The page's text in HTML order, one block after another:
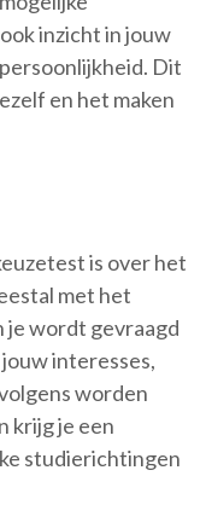
inzicht in jouw
Dit
en het maken
is over het
met het
je wordt gevraagd
interesses,
worden
krijg je een
studierichtingen